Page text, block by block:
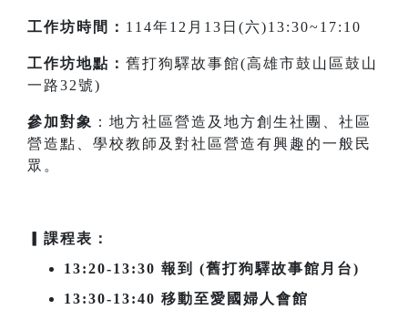
工作坊時間： 114年12月13日(六)13:30~17:10
工作坊地點： 舊打狗驛故事館(高雄市鼓山區鼓山
一路32號)
參加對象 ：地方社區營造及地方創生社團、社區
營造點、學校教師及對社區營造有興趣的一般民
眾。
▎課程表：
13:20-13:30 報到 (舊打狗驛故事館月台)
13:30-13:40 移動至愛國婦人會館